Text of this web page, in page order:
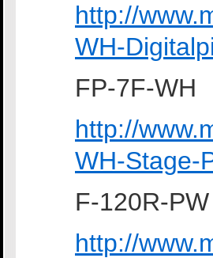
http://
WH-
FP-7F-WH
http://
WH-Stage-
F-120R-PW
http://